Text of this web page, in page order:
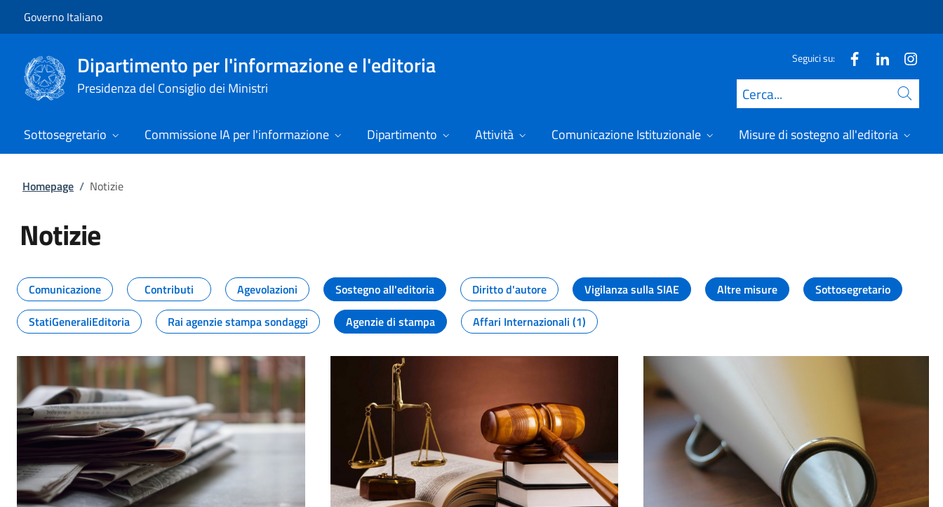
Governo Italiano
Dipartimento per l'informazione e l'editoria
Presidenza del Consiglio dei Ministri
Seguici su:
Cerca
Sottosegretario Commissione IA per l'informazione Dipartimento Attività Comunicazione Istituzionale Misure di sostegno all'editoria
Homepage / Notizie
Notizie
Tutti i contenuti della pagina Notizie
Comunicazione Contributi Agevolazioni Sostegno all'editoria Diritto d'autore Vigilanza sulla SIAE Altre misure
Sottosegretario
StatiGeneraliEditoria
Rai agenzie stampa sondaggi Agenzie di stampa Affari Internazionali (1)